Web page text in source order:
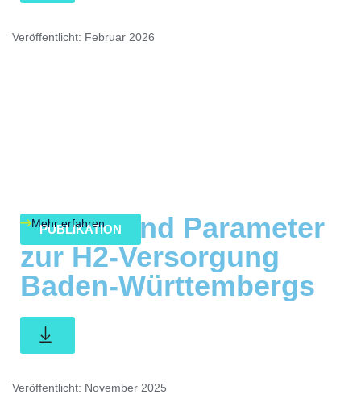
Veröffentlicht: Februar 2026
PUBLIKATION
Fakten und Parameter
zur H2-Versorgung
Baden-Württembergs
Mehr erfahren
Veröffentlicht: November 2025